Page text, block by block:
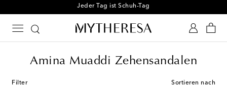
Jeder Tag ist Schuh-Tag
Amina Muaddi Zehensandalen
Filter Sortieren nach